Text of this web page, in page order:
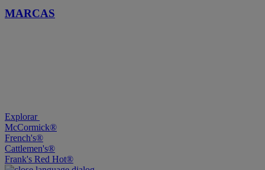
MARCAS
Explorar
McCormick®
French's®
Cattlemen's®
Frank's Red Hot®